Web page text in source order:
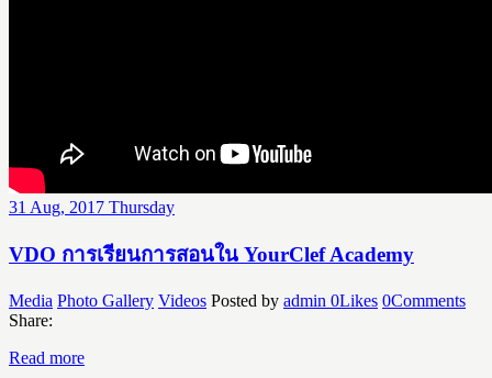
31 Aug, 2017 Thursday
VDO การเรียนการสอนใน YourClef Academy
Media Photo Gallery Videos Posted by admin 0Likes 0Comments
Share:
Read more